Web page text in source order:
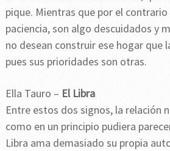
pique. Mientras que por el
paciencia, son algo descuidados y
no desean construir ese hogar que
pues sus prioridades son otras.
Ella Tauro – El Libra
Entre estos dos signos, la relación
como en un principio pudiera
Libra ama demasiado su propia